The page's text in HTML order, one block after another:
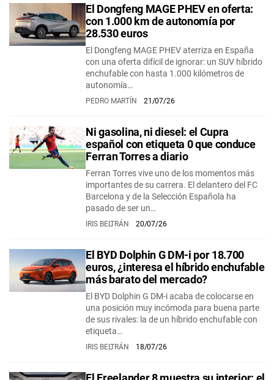
El Dongfeng MAGE PHEV en oferta:
con 1.000 km de autonomía por
28.530 euros
El Dongfeng MAGE PHEV aterriza en España
con una oferta difícil de ignorar: un SUV híbrido
enchufable con hasta 1.000 kilómetros de
autonomía…
PEDRO MARTÍN 21/07/26
Ni gasolina, ni diesel: el Cupra
español con etiqueta 0 que conduce
Ferran Torres a diario
Ferran Torres vive uno de los momentos más
importantes de su carrera. El delantero del FC
Barcelona y de la Selección Española ha
pasado de ser un…
IRIS BELTRÁN 20/07/26
El BYD Dolphin G DM-i por 18.700
euros, ¿interesa el híbrido enchufable
más barato del mercado?
El BYD Dolphin G DM-i acaba de colocarse en
una posición muy incómoda para buena parte
de sus rivales: la de un híbrido enchufable con
etiqueta…
IRIS BELTRÁN 18/07/26